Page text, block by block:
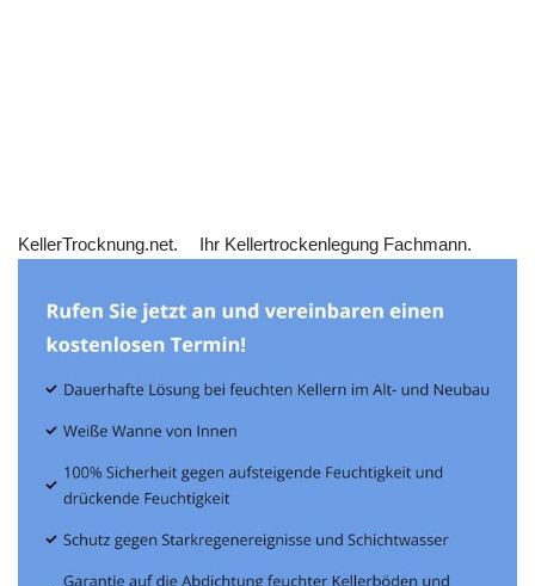
KellerTrocknung.net. Ihr Kellertrockenlegung Fachmann.